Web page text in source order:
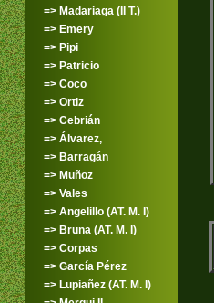
=> Madariaga (II T.)
=> Emery
=> Pipi
=> Patricio
=> Coco
=> Ortiz
=> Cebrián
=> Álvarez,
=> Barragán
=> Muñoz
=> Vales
=> Angelillo (AT. M. I)
=> Bruna (AT. M. I)
=> Corpas
=> García Pérez
=> Lupiañez (AT. M. I)